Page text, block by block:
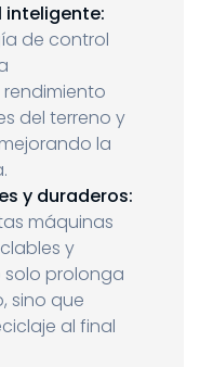
inteligente:
de control
del terreno y
la
y duraderos:
máquinas
y
solo prolonga
sino que
al final